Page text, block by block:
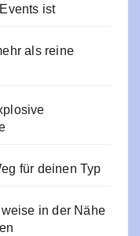
ist
als reine
für deinen Typ
in der Nähe